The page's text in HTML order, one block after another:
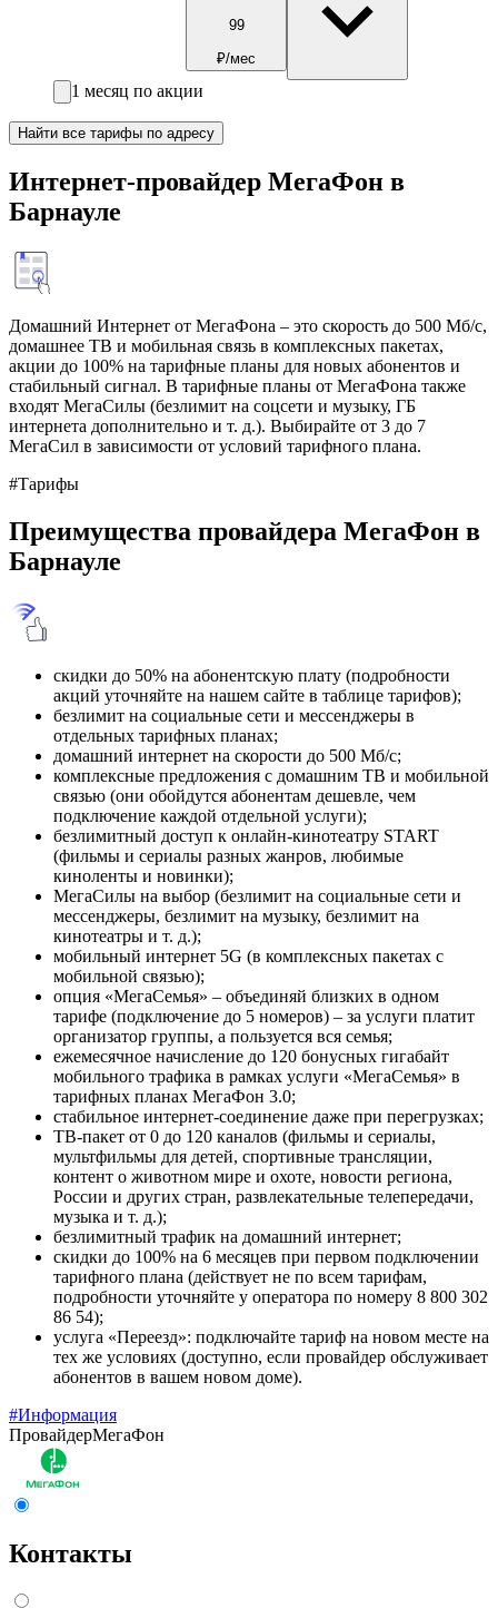
99
₽/мес
1 месяц по акции
Найти все тарифы по адресу
Интернет-провайдер МегаФон в
Барнауле
Домашний Интернет от МегаФона – это скорость до 500 Мб/с,
домашнее ТВ и мобильная связь в комплексных пакетах,
акции до 100% на тарифные планы для новых абонентов и
стабильный сигнал. В тарифные планы от МегаФона также
входят МегаСилы (безлимит на соцсети и музыку, ГБ
интернета дополнительно и т. д.). Выбирайте от 3 до 7
МегаСил в зависимости от условий тарифного плана.
#Тарифы
Преимущества провайдера МегаФон в
Барнауле
скидки до 50% на абонентскую плату (подробности
акций уточняйте на нашем сайте в таблице тарифов);
безлимит на социальные сети и мессенджеры в
отдельных тарифных планах;
домашний интернет на скорости до 500 Мб/с;
комплексные предложения с домашним ТВ и мобильной
связью (они обойдутся абонентам дешевле, чем
подключение каждой отдельной услуги);
безлимитный доступ к онлайн-кинотеатру START
(фильмы и сериалы разных жанров, любимые
киноленты и новинки);
МегаСилы на выбор (безлимит на социальные сети и
мессенджеры, безлимит на музыку, безлимит на
кинотеатры и т. д.);
мобильный интернет 5G (в комплексных пакетах с
мобильной связью);
опция «МегаСемья» – объединяй близких в одном
тарифе (подключение до 5 номеров) – за услуги платит
организатор группы, а пользуется вся семья;
ежемесячное начисление до 120 бонусных гигабайт
мобильного трафика в рамках услуги «МегаСемья» в
тарифных планах МегаФон 3.0;
стабильное интернет-соединение даже при перегрузках;
ТВ-пакет от 0 до 120 каналов (фильмы и сериалы,
мультфильмы для детей, спортивные трансляции,
контент о животном мире и охоте, новости региона,
России и других стран, развлекательные телепередачи,
музыка и т. д.);
безлимитный трафик на домашний интернет;
скидки до 100% на 6 месяцев при первом подключении
тарифного плана (действует не по всем тарифам,
подробности уточняйте у оператора по номеру 8 800 302
86 54);
услуга «Переезд»: подключайте тариф на новом месте на
тех же условиях (доступно, если провайдер обслуживает
абонентов в вашем новом доме).
#Информация
ПровайдерМегаФон
Контакты